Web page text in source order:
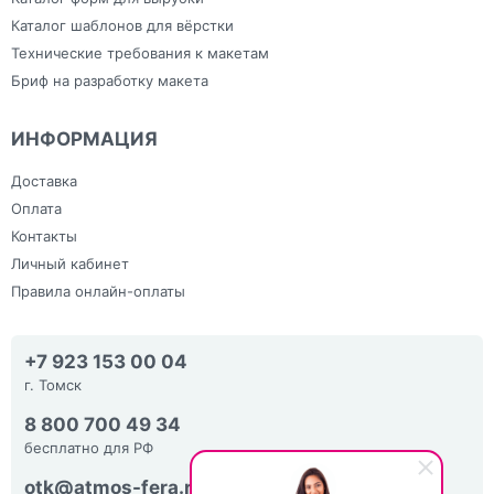
Каталог шаблонов для вёрстки
Технические требования к макетам
Бриф на разработку макета
ИНФОРМАЦИЯ
Доставка
Оплата
Контакты
Личный кабинет
Правила онлайн-оплаты
+7 923 153 00 04
г. Томск
8 800 700 49 34
бесплатно для РФ
otk@atmos-fera.ru